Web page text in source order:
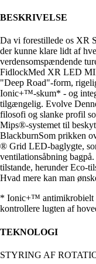
BESKRIVELSE
Da vi forestillede os XR
der kunne klare lidt af
verdensomspændende
FidlockMed XR LED
"Deep Road"-form,
Ionic+™-skum* - og
tilgængelig. Evolve
filosofi og slanke profil
Mips®-systemet til
BlackburnSom prikken
® Grid LED-baglygte,
ventilationsåbning
tilstande, herunder Eco-
Hvad mere kan man
* Ionic+™ antimikrobielt
kontrollere lugten af
TEKNOLOGI
STYRING AF